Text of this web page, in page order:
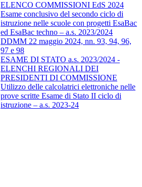
ELENCO COMMISSIONI EdS 2024
Esame conclusivo del secondo ciclo di
istruzione nelle scuole con progetti EsaBac
ed EsaBac techno – a.s. 2023/2024
DDMM 22 maggio 2024, nn. 93, 94, 96,
97 e 98
ESAME DI STATO a.s. 2023/2024 -
ELENCHI REGIONALI DEI
PRESIDENTI DI COMMISSIONE
Utilizzo delle calcolatrici elettroniche nelle
prove scritte Esame di Stato II ciclo di
istruzione – a.s. 2023-24